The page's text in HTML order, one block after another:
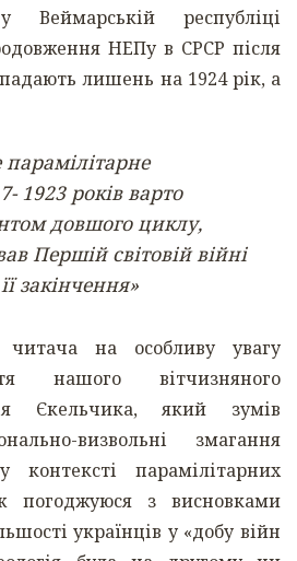
республіці
НЕПу в СРСР після
лишень на 1924 рік, а
1923 років варто
довшого циклу,
Першій світовій війні
закінчення»
читача на особливу увагу
нашого вітчизняного
Єкельчика, який зумів
визвольні змагання
контексті парамілітарних
погоджуюся з висновками
українців у «добу війн